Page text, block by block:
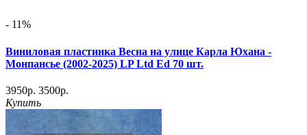
- 11%
Виниловая пластинка Весна на улице Карла Юхана -
Монпансье (2002-2025) LP Ltd Ed 70 шт.
3950р. 3500р.
Купить